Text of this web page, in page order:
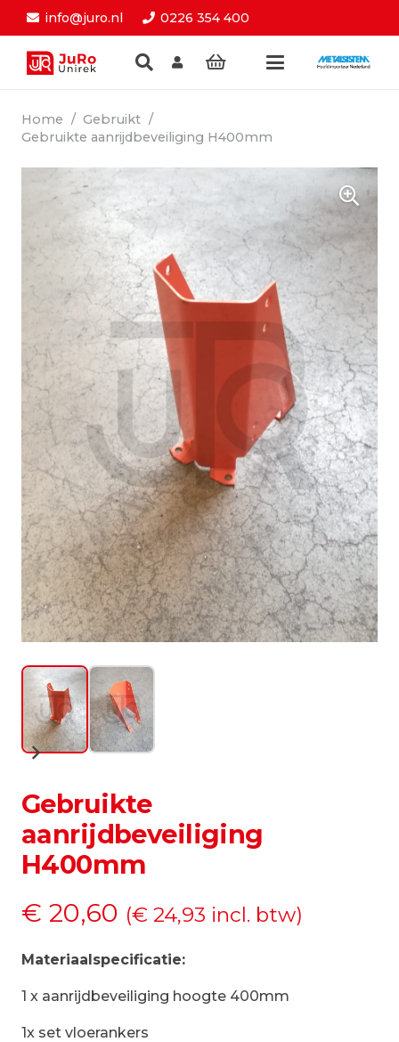
info@juro.nl 0226 354 400
Home / Gebruikt /
Gebruikte aanrijdbeveiliging H400mm
Gebruikte
aanrijdbeveiliging
H400mm
€ 20,60 (€ 24,93 incl. btw)
Materiaalspecificatie:
1 x aanrijdbeveiliging hoogte 400mm
1x set vloerankers